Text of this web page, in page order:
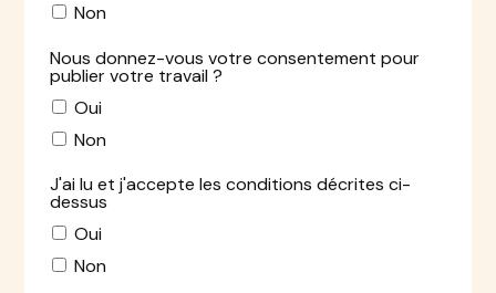
Non
Nous donnez-vous votre consentement pour
publier votre travail ?
Oui
Non
J'ai lu et j'accepte les conditions décrites ci-
dessus
Oui
Non